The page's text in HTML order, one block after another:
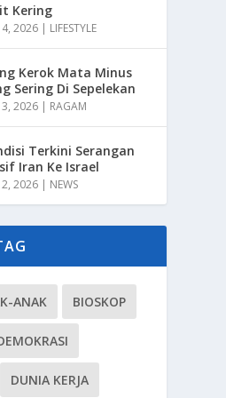
Kering
2026 | LIFESTYLE
Kerok Mata Minus
Sering Di Sepelekan
2026 | RAGAM
Terkini Serangan
Iran Ke Israel
2026 | NEWS
ANAK BIOSKOP
DUNIA KERJA